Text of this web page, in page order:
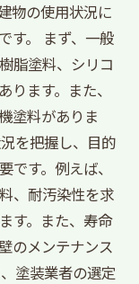
物の使用状況に
す。 まず、一般
脂塗料、シリコ
ます。また、
塗料がありま
を把握し、目的
です。例えば、
、耐汚染性を求
す。また、寿命
のメンテナンス
塗装業者の選定